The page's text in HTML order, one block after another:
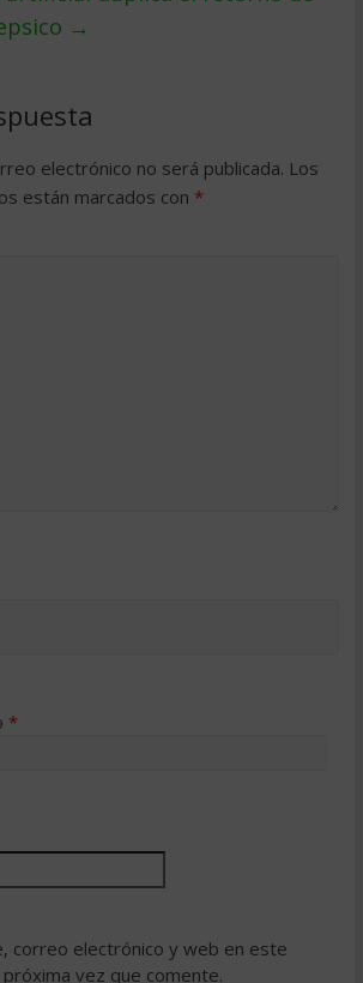
→
electrónico no será publicada. Los
están marcados con *
*
correo electrónico y web en este
vez que comente.